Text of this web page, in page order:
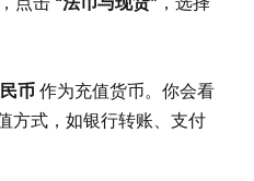
币 作为充值货币。你会看
方式，如银行转账、支付